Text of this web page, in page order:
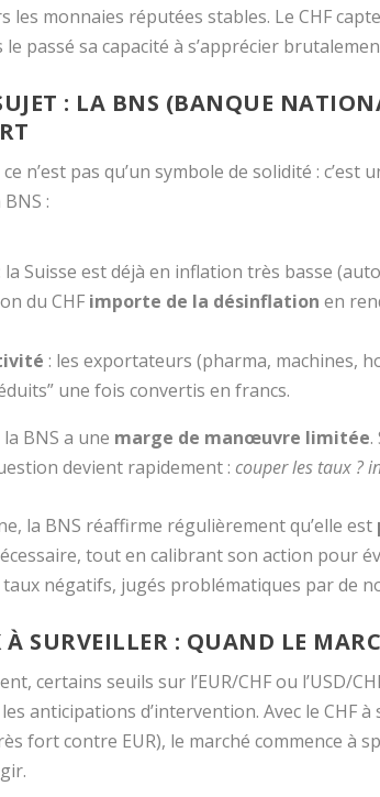
les monnaies réputées stables. Le CHF
passé sa capacité à s’apprécier
: LA BNS (BANQUE
n’est pas qu’un symbole de solidité : c’est
:
: la Suisse est déjà en inflation très basse
du CHF importe de la désinflation en
: les exportateurs (pharma, machines,
une fois convertis en francs.
BNS a une marge de manœuvre limitée
devient rapidement : couper les taux ?
la BNS réaffirme régulièrement qu’elle est
tout en calibrant son action pour
négatifs, jugés problématiques par de
SURVEILLER : QUAND LE
certains seuils sur l’EUR/CHF ou l’USD/
anticipations d’intervention. Avec le CHF
fort contre EUR), le marché commence à